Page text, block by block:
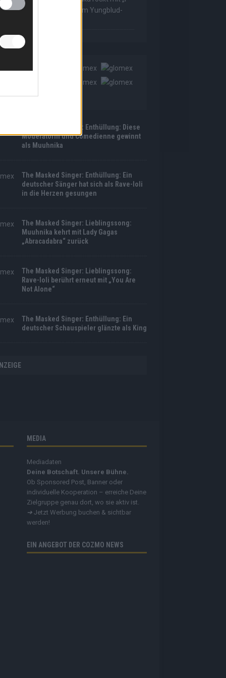
Made For Loving You“ im Yungblud-
The Masked Singer: Enthüllung: Diese
Moderatorin und Comedienne gewinnt
als Muuhnika
The Masked Singer: Enthüllung: Ein
deutscher Sänger hat sich als Rave-Ioli
in die Herzen gesungen
The Masked Singer: Lieblingssong:
Muuhnika kehrt mit Lady Gagas
„Abracadabra“ zurück
The Masked Singer: Lieblingssong:
Rave-Ioli berührt erneut mit „You Are
Not Alone“
The Masked Singer: Enthüllung: Ein
deutscher Schauspieler glänzte als King
MEDIA
Mediadaten
Deine Botschaft. Unsere Bühne.
Ob Sponsored Post, Banner oder
individuelle Kooperation – erreiche Deine
Zielgruppe genau dort, wo sie aktiv ist.
➔ Jetzt Werbung buchen & sichtbar
werden!
EIN ANGEBOT DER COZMO NEWS